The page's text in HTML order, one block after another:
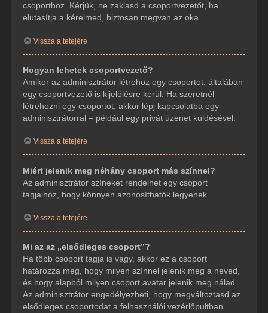
csoporthoz. Kérjük, ne zaklasd a csoportvezetőt, ha
elutasítja a kérelmed, biztosan megvan az oka.
Vissza a tetejére
Hogyan lehetek csoportvezető?
Amikor az adminisztrátor létrehoz egy csoportot, általában
egy csoportvezető is kijelölésre kerül. Ha szeretnél
létrehozni egy csoportot, akkor lépj kapcsolatba egy
adminisztrátorral – például egy privát üzenet küldésével.
Vissza a tetejére
Miért jelenik meg néhány csoport más színnel?
Az adminisztrátor színeket rendelhet egy csoport
tagjaihoz, hogy könnyen azonosíthatók legyenek.
Vissza a tetejére
Mi az az „elsődleges csoport”?
Ha több csoport tagja is vagy, akkor ez a csoport
határozza meg, hogy milyen színnel jelenik meg a neved,
és hogy alapból milyen csoport avatar jelenik meg nálad.
Az adminisztrátor engedélyezheti, hogy megváltoztasd az
elsődleges csoportodat a felhasználói vezérlőpultban.